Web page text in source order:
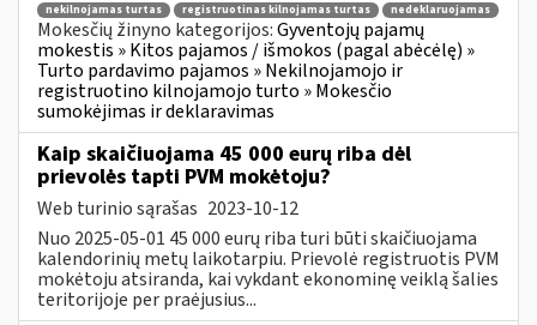
nekilnojamas turtas
registruotinas kilnojamas turtas nedeklaruojamas
Mokesčių žinyno kategorijos:Gyventojų pajamų
mokestis » Kitos pajamos / išmokos (pagal abėcėlę) »
Turto pardavimo pajamos » Nekilnojamojo ir
registruotino kilnojamojo turto » Mokesčio
sumokėjimas ir deklaravimas
Kaip skaičiuojama 45 000 eurų riba dėl
prievolės tapti PVM mokėtoju?
Web turinio sąrašas 2023-10-12
Nuo 2025-05-01 45 000 eurų riba turi būti skaičiuojama
kalendorinių metų laikotarpiu. Prievolė registruotis PVM
mokėtoju atsiranda, kai vykdant ekonominę veiklą šalies
teritorijoje per praėjusius...